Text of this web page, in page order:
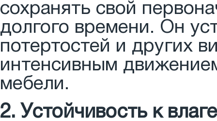
сохранять свой
долгого времени. Он
потертостей и других
интенсивным
мебели.
2. Устойчивость к